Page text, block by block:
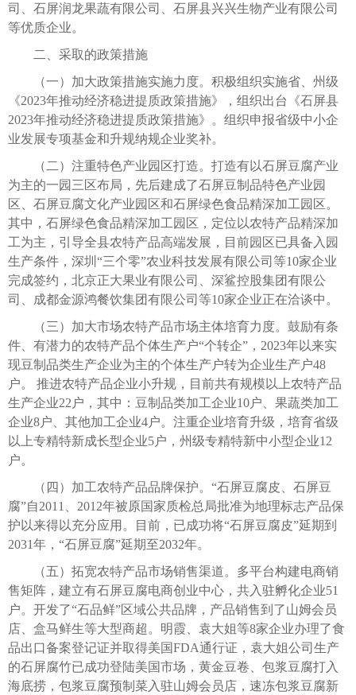
司、石屏润龙果蔬有限公司、石屏县兴兴生物产业有限公司
等优质企业。
二、采取的政策措施
（一）加大政策措施实施力度。积极组织实施省、州级
《2023年推动经济稳进提质政策措施》，组织出台《石屏县
2023年推动经济稳进提质政策措施》。组织申报省级中小企
业发展专项基金和升规纳规企业奖补。
（二）注重特色产业园区打造。打造有以石屏豆腐产业
为主的一园三区布局，先后建成了石屏豆制品特色产业园
区、石屏豆腐文化产业园区和石屏绿色食品精深加工园区。
其中，石屏绿色食品精深加工园区，定位以农特产品精深加
工为主，引导全县农特产品高端发展，目前园区已具备入园
生产条件，深圳“三个零”农业科技发展有限公司等10家企业
完成签约，北京正大果业有限公司、深鲨控股集团有限公
司、成都金源鸿餐饮集团有限公司等10家企业正在洽谈中。
（三）加大市场农特产品市场主体培育力度。鼓励有条
件、有潜力的农特产品个体生产户“个转企”，2023年以来实
现豆制品类生产企业为主的个体生产户转为企业生产户48
户。 推进农特产品企业小升规，目前共有规模以上农特产品
生产企业22户，其中：豆制品类加工企业10户、果蔬类加工
企业8户、其他加工企业4户。注重企业培育升级，培育省级
以上专精特新成长型企业5户，州级专精特新中小型企业12
户。
（四）加工农特产品品牌保护。“石屏豆腐皮、石屏豆
腐”自2011、2012年被原国家质检总局批准为地理标志产品保
护以来得以充分应用。目前，已成功将“石屏豆腐皮”延期到
2031年，“石屏豆腐”延期至2032年。
（五）拓宽农特产品市场销售渠道。多平台构建电商销
售矩阵，建立有石屏豆腐电商创业中心，共入驻孵化企业51
户。开发了“石品鲜”区域公共品牌，产品销售到了山姆会员
店、盒马鲜生等大型商超。明霞、袁大姐等8家企业办理了食
品出口备案登记证并取得美国FDA通行证，袁大姐公司生产
的石屏腐竹已成功登陆美国市场，黄金豆卷、包浆豆腐打入
海底捞，包浆豆腐预制菜入驻山姆会员店，速冻包浆豆腐新